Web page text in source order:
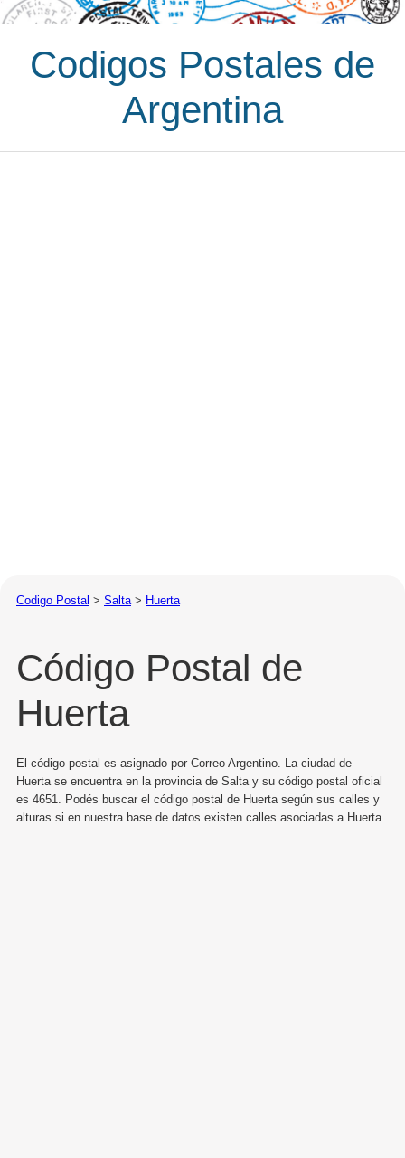
Codigos Postales de
Argentina
Codigo Postal > Salta > Huerta
Código Postal de
Huerta
El código postal es asignado por Correo Argentino. La ciudad de
Huerta se encuentra en la provincia de Salta y su código postal oficial
es 4651. Podés buscar el código postal de Huerta según sus calles y
alturas si en nuestra base de datos existen calles asociadas a Huerta.